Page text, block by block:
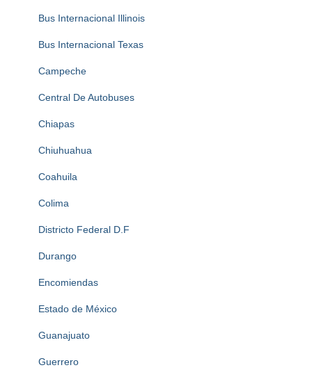
Bus Internacional Illinois
Bus Internacional Texas
Campeche
Central De Autobuses
Chiapas
Chiuhuahua
Coahuila
Colima
Districto Federal D.F
Durango
Encomiendas
Estado de México
Guanajuato
Guerrero